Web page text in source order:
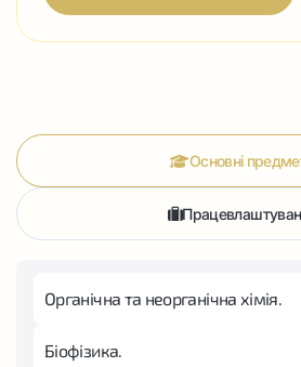
Основні
Органічна та неорганічна хімія.
Біофізика.